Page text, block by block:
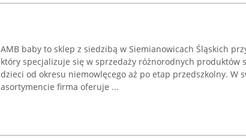
AMB baby to sklep z siedzibą w Siemianowicach Śląskich
który specjalizuje się w sprzedaży różnorodnych produktów
dzieci od okresu niemowlęcego aż po etap przedszkolny. W
asortymencie firma oferuje ...